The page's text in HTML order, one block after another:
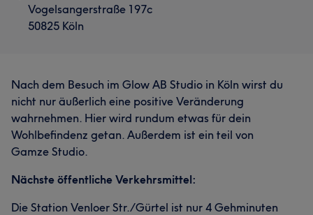
Vogelsangerstraße 197c
50825 Köln
Nach dem Besuch im Glow AB Studio in Köln wirst du
nicht nur äußerlich eine positive Veränderung
wahrnehmen. Hier wird rundum etwas für dein
Wohlbefindenz getan. Außerdem ist ein teil von
Gamze Studio.
Nächste öffentliche Verkehrsmittel:
Die Station Venloer Str./Gürtel ist nur 4 Gehminuten